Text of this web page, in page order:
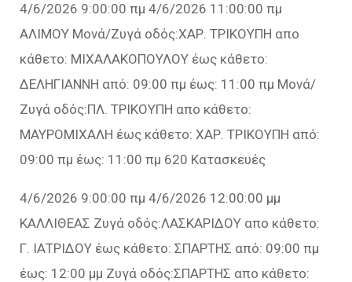
4/6/2026 9:00:00 πμ 4/6/2026 11:00:00 πμ
ΑΛΙΜΟΥ Μονά/Ζυγά οδός:ΧΑΡ. ΤΡΙΚΟΥΠΗ απο
κάθετο: ΜΙΧΑΛΑΚΟΠΟΥΛΟΥ έως κάθετο:
ΔΕΛΗΓΙΑΝΝΗ από: 09:00 πμ έως: 11:00 πμ Μονά/
Ζυγά οδός:ΠΛ. ΤΡΙΚΟΥΠΗ απο κάθετο:
ΜΑΥΡΟΜΙΧΑΛΗ έως κάθετο: ΧΑΡ. ΤΡΙΚΟΥΠΗ από:
09:00 πμ έως: 11:00 πμ 620 Κατασκευές
4/6/2026 9:00:00 πμ 4/6/2026 12:00:00 μμ
ΚΑΛΛΙΘΕΑΣ Ζυγά οδός:ΛΑΣΚΑΡΙΔΟΥ απο κάθετο:
Γ. ΙΑΤΡΙΔΟΥ έως κάθετο: ΣΠΑΡΤΗΣ από: 09:00 πμ
έως: 12:00 μμ Ζυγά οδός:ΣΠΑΡΤΗΣ απο κάθετο: